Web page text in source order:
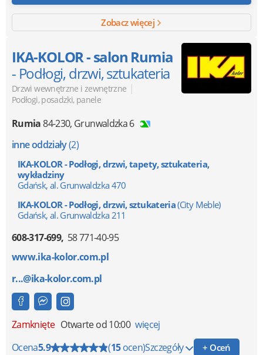
Zobacz więcej
IKA-KOLOR - salon Rumia
- Podłogi, drzwi, sztukateria
Drzwi wewnętrzne i zewnętrzne |
Podłogi, posadzki, panele
Rumia84-230, Grunwaldzka 6
inne oddziały(2)
IKA-KOLOR - Podłogi, drzwi, tapety, sztukateria,
wykładziny
Gdańsk, al. Grunwaldzka 470
IKA-KOLOR - Podłogi, drzwi, sztukateria(City Meble)
Gdańsk, al. Grunwaldzka 211
608-317-699 58 771-40-95
www.ika-kolor.com.pl
r...@ika-kolor.com.pl
Zamknięte Otwarte od 10:00 więcej
Ocena5.9 (15ocen)Szczegóły + Oceń